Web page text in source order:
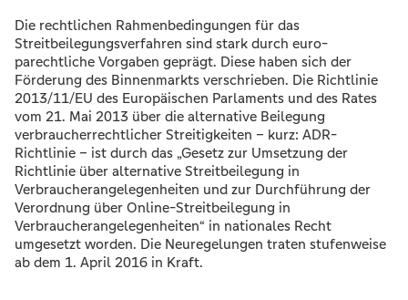
Die rechtlichen Rahmenbedingungen für das
Streitbeilegungsverfahren sind stark durch euro-
parechtliche Vorgaben geprägt. Diese haben sich der
Förderung des Binnenmarkts verschrieben. Die Richtlinie
2013/11/EU des Europäischen Parlaments und des Rates
vom 21. Mai 2013 über die alternative Beilegung
verbraucherrechtlicher Streitigkeiten – kurz: ADR-
Richtlinie – ist durch das „Gesetz zur Umsetzung der
Richtlinie über alternative Streitbeilegung in
Verbraucherangelegenheiten und zur Durchführung der
Verordnung über Online-Streitbeilegung in
Verbraucherangelegenheiten“ in nationales Recht
umgesetzt worden. Die Neuregelungen traten stufenweise
ab dem 1. April 2016 in Kraft.